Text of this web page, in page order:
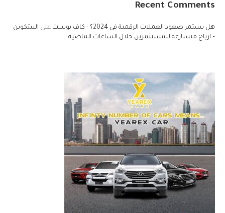
Recent Comments
هل يستمر صعود العملات الرقمية في 2024؟ - كاف بوست على البيتكوين
– ارباح متسارعة للمستثمرين خلال الساعات الماضية